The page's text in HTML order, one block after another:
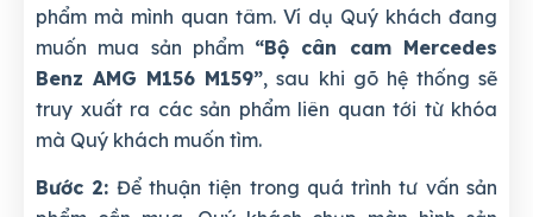
phẩm mà mình quan tâm. Ví dụ Quý khách đang
muốn mua sản phẩm “Bộ cân cam Mercedes
Benz AMG M156 M159”, sau khi gõ hệ thống sẽ
truy xuất ra các sản phẩm liên quan tới từ khóa
mà Quý khách muốn tìm.
Bước 2: Để thuận tiện trong quá trình tư vấn sản